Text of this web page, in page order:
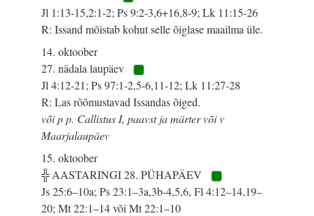
Jl 1:13-15,2:1-2; Ps 9:2-3,6+16,8-9; Lk 11:15-26
R: Issand mõistab kohut selle õiglase maailma üle.
14. oktoober
27. nädala laupäev
Jl 4:12-21; Ps 97:1-2,5-6,11-12; Lk 11:27-28
R: Las rõõmustavad Issandas õiged.
või p p. Callistus I, paavst ja märter või v
Maarjalaupäev
15. oktoober
╬ AASTARINGI 28. PÜHAPÄEV
Js 25:6–10a; Ps 23:1–3a,3b-4,5,6, Fl 4:12–14,19–
20; Mt 22:1–14 või Mt 22:1–10